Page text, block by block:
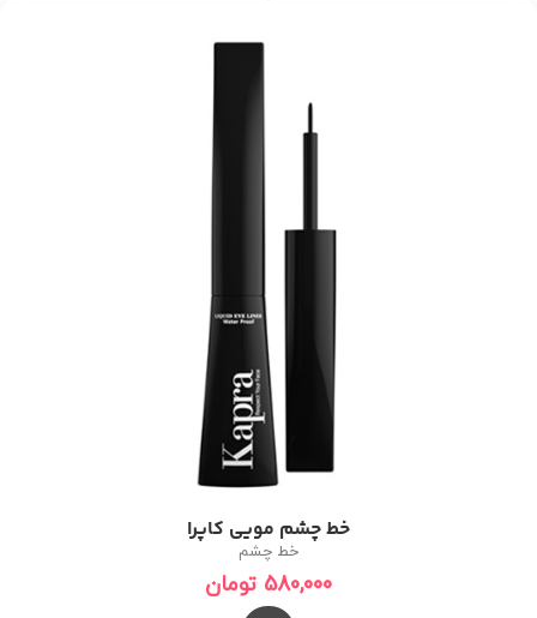
خط چشم مویی کاپرا
خط چشم
580,000 تومان